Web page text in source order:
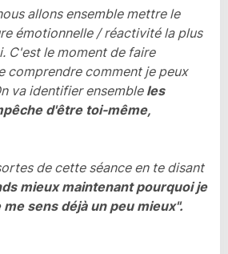
allons ensemble mettre le
émotionnelle / réactivité la plus
C'est le moment de faire
comprendre comment je peux
va identifier ensemble les
d'être toi-même,
de cette séance en te disant
mieux maintenant pourquoi je
sens déjà un peu mieux".